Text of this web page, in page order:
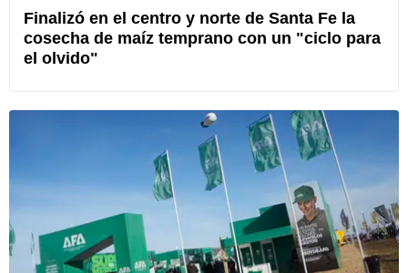
Finalizó en el centro y norte de Santa Fe la
cosecha de maíz temprano con un "ciclo para
el olvido"